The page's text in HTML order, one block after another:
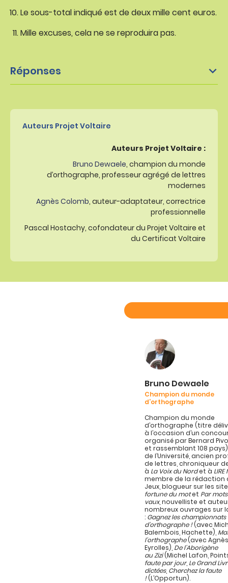
Le sous-total indiqué est de deux mille cent euros.
Mille excuses, cela ne se reproduira pas.
Réponses
Auteurs Projet Voltaire
Auteurs Projet Voltaire :
Bruno Dewaele, champion du monde
d’orthographe, professeur agrégé de lettres
modernes
Agnès Colomb, auteur-adaptateur, correctrice
professionnelle
Pascal Hostachy, cofondateur du Projet Voltaire et
du Certificat Voltaire
Bruno Dewaele
Champion du monde
d’orthographe
Champion du monde
d’orthographe (titre
à l’occasion d’un
organisé par Bernard
et rassemblant 108
de l’Université, ancien
de lettres, chroniqueur
à La Voix du Nordet à
membre de la rédaction
Jeux, blogueur sur les
fortune du motet Par
vaux, nouvelliste et
nombreux ouvrages sur
: Gagnez les championnats
d’orthographe !(avec
Balembois, Hachette),
l’orthographe(avec
Eyrolles), De l’Aborigène
au Zizi(Michel Lafon,
faute par jour, Le Grand
dictées, Cherchez la faute
!(L’Opportun).